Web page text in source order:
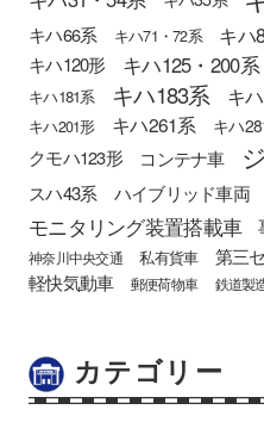
キハ66系 キハ71・72系 キハ
キハ120形 キハ125・200系
キハ181系 キハ183系 キ
キハ201形
キハ261系 キハ
クモハ123形
コンテナ車
スハ43系 ハイブリッド車両
モニタリング装置搭載車
神奈川中央交通 私有貨車 第三
軽快気動車 郵便荷物車 鉄道製
カテゴリー